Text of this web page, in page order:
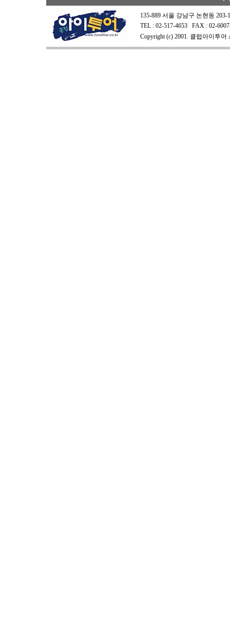
135-889 서울 강남구 논현동
TEL : 02-517-4653 FAX : 02-
Copyright (c) 2001. 클럽아이투어